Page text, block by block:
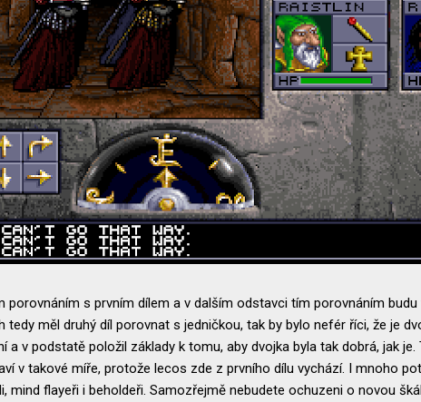
porovnáním s prvním dílem a v dalším odstavci tím porovnáním
tedy měl druhý díl porovnat s jedničkou, tak by bylo nefér říci, že je
a v podstatě položil základy k tomu, aby dvojka byla tak dobrá, jak
v takové míře, protože lecos zde z prvního dílu vychází. I mnoho
mind flayeři i beholdeři. Samozřejmě nebudete ochuzeni o novou